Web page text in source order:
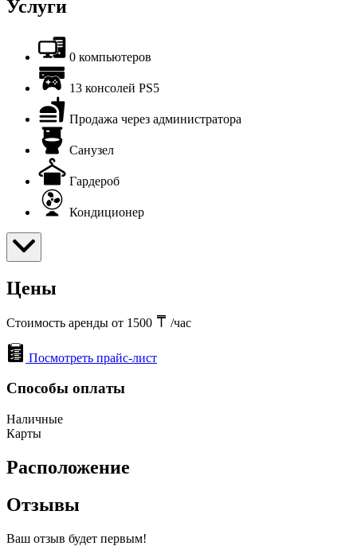
Услуги
0 компьютеров
13 консолей PS5
Продажа через администратора
Санузел
Гардероб
Кондиционер
Цены
Стоимость аренды от 1500 /час
Посмотреть прайс-лист
Способы оплаты
Наличные
Карты
Расположение
Отзывы
Ваш отзыв будет первым!